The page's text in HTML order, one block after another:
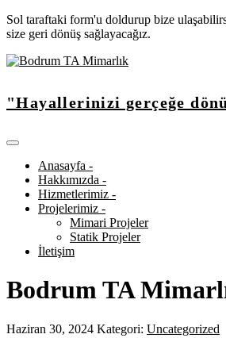
Sol taraftaki form'u doldurup bize
size geri dönüş sağlayacağız.
"Hayallerinizi gerçeğe
Anasayfa -
Hakkımızda -
Hizmetlerimiz -
Projelerimiz -
Mimari Projeler
Statik Projeler
İletişim
Bodrum TA
Haziran 30, 2024 Kategori: Uncategorized